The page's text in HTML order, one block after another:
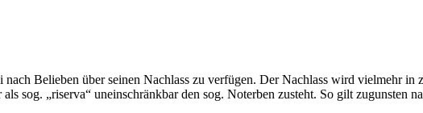
Belieben über seinen Nachlass zu verfügen. Der Nachlass wird vielmehr in
sog. „riserva“ uneinschränkbar den sog. Noterben zusteht. So gilt zugunsten